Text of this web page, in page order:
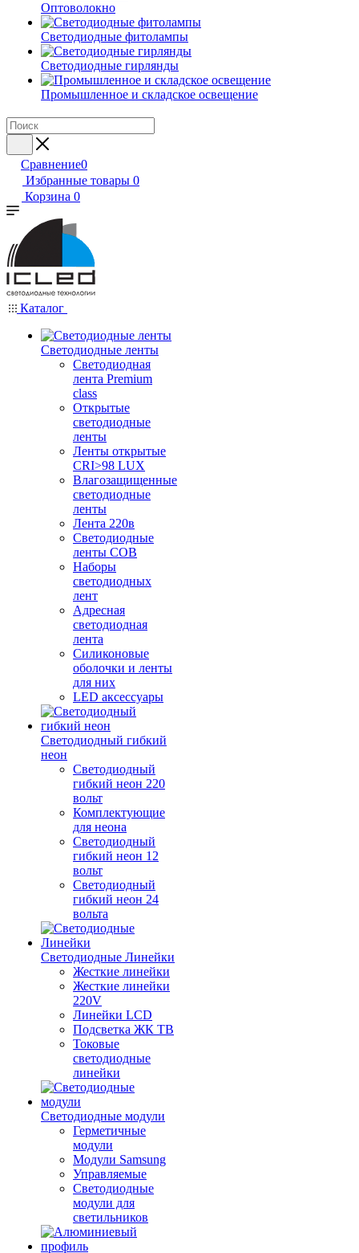
Оптоволокно
Светодиодные фитолампы
Светодиодные гирлянды
Промышленное и складское освещение
Сравнение0
Избранные товары 0
Корзина 0
Каталог
Светодиодные ленты
Светодиодная
лента Premium
class
Открытые
светодиодные
ленты
Ленты открытые
CRI>98 LUX
Влагозащищенные
светодиодные
ленты
Лента 220в
Светодиодные
ленты COB
Наборы
светодиодных
лент
Адресная
светодиодная
лента
Силиконовые
оболочки и ленты
для них
LED аксессуары
Светодиодный гибкий
неон
Светодиодный
гибкий неон 220
вольт
Комплектующие
для неона
Светодиодный
гибкий неон 12
вольт
Светодиодный
гибкий неон 24
вольта
Светодиодные Линейки
Жесткие линейки
Жесткие линейки
220V
Линейки LCD
Подсветка ЖК ТВ
Токовые
светодиодные
линейки
Светодиодные модули
Герметичные
модули
Модули Samsung
Управляемые
Светодиодные
модули для
светильников